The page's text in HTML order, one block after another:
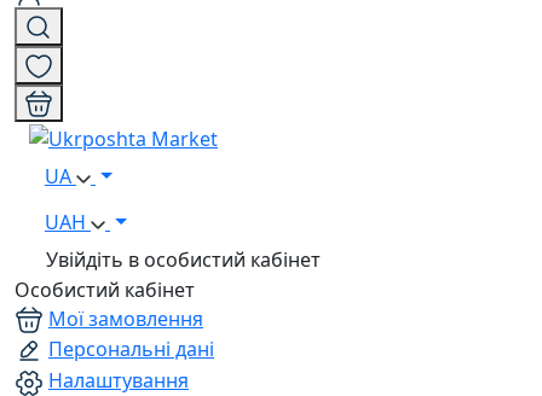
UA
UAH
Увійдіть в особистий кабінет
Особистий кабінет
Мої замовлення
Персональні дані
Налаштування